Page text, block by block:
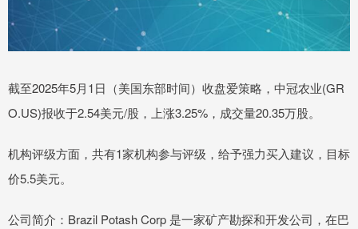
截至2025年5月1日（美国东部时间）收盘爱策略，中冠农业(GR
O.US)报收于2.54美元/股，上涨3.25%，成交量20.35万股。
机构评级方面，共有1家机构参与评级，给予强力买入建议，目标
价5.5美元。
公司简介：Brazil Potash Corp 是一家矿产勘探和开发公司，在巴